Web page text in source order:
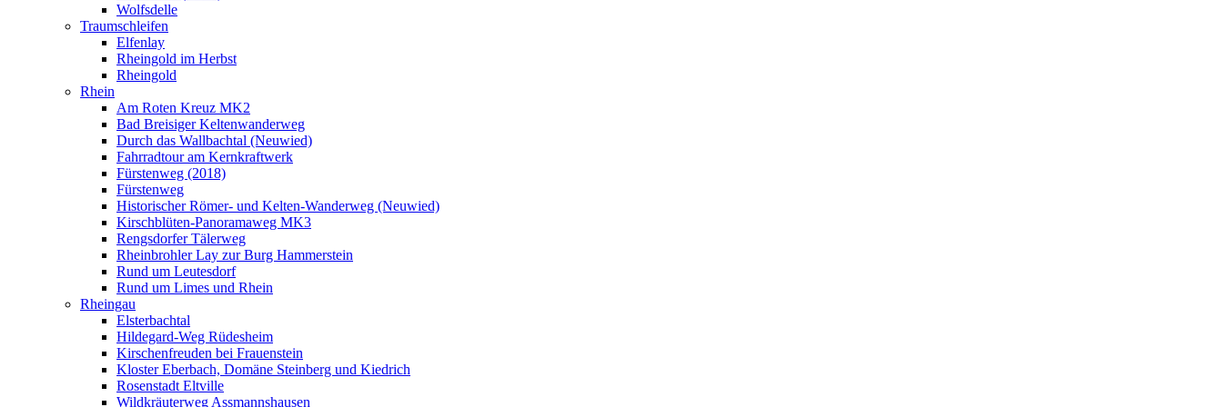
Wolfsdelle
Traumschleifen
Elfenlay
Rheingold im Herbst
Rheingold
Rhein
Am Roten Kreuz MK2
Bad Breisiger Keltenwanderweg
Durch das Wallbachtal (Neuwied)
Fahrradtour am Kernkraftwerk
Fürstenweg (2018)
Fürstenweg
Historischer Römer- und Kelten-Wanderweg (Neuwied)
Kirschblüten-Panoramaweg MK3
Rengsdorfer Tälerweg
Rheinbrohler Lay zur Burg Hammerstein
Rund um Leutesdorf
Rund um Limes und Rhein
Rheingau
Elsterbachtal
Hildegard-Weg Rüdesheim
Kirschenfreuden bei Frauenstein
Kloster Eberbach, Domäne Steinberg und Kiedrich
Rosenstadt Eltville
Wildkräuterweg Assmannshausen